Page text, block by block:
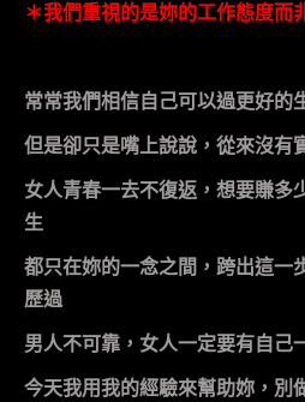
＊我們重視的是妳的工作態度而
常常我們相信自己可以過更好的
但是卻只是嘴上說說，從來沒有
女人青春一去不復返，想要賺多
生
都只在妳的一念之間，跨出這一
歷過
男人不可靠，女人一定要有自己
今天我用我的經驗來幫助妳，別